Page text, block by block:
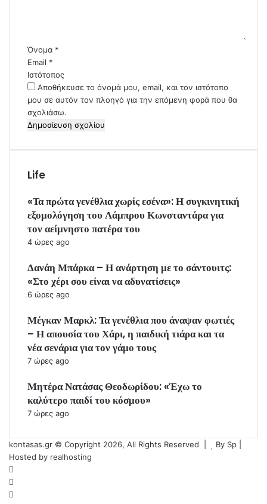
Όνομα *
Email *
Ιστότοπος
Αποθήκευσε το όνομά μου, email, και τον ιστότοπο
μου σε αυτόν τον πλοηγό για την επόμενη φορά που θα
σχολιάσω.
Life
«Τα πρώτα γενέθλια χωρίς εσένα»: Η συγκινητική
εξομολόγηση του Λάμπρου Κωνσταντάρα για
τον αείμνηστο πατέρα του
4 ώρες ago
Δανάη Μπάρκα – Η ανάρτηση με το σάντουιτς:
«Στο χέρι σου είναι να αδυνατίσεις»
6 ώρες ago
Μέγκαν Μαρκλ: Τα γενέθλια που άναψαν φωτιές
– Η απουσία του Χάρι, η παιδική τιάρα και τα
νέα σενάρια για τον γάμο τους
7 ώρες ago
Μητέρα Νατάσας Θεοδωρίδου: «Έχω το
καλύτερο παιδί του κόσμου»
7 ώρες ago
kontasas.gr © Copyright 2026, All Rights Reserved | By Sp
Hosted by realhosting